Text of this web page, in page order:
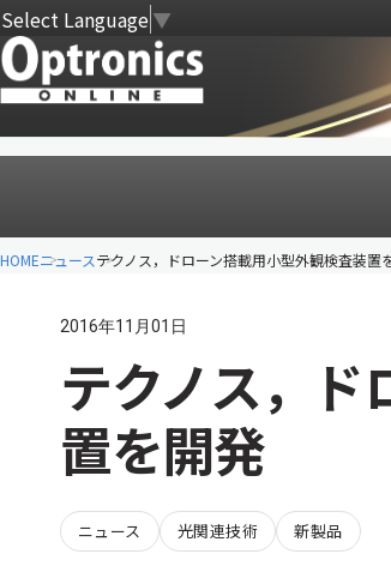
Select Language▼
HOMEニューステクノス，ドローン搭載用小型外観検査装置
2016年11月01日
テクノス，ド
置を開発
ニュース 光関連技術 新製品